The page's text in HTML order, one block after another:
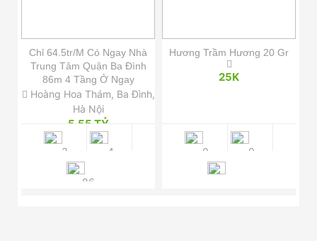
Chỉ 64.5tr/m Có Ngay Nhà
Trung Tâm Quận Ba Đình
86m 4 Tầng Ở Ngay
Hoàng Hoa Thám, Ba Đình,
Hà Nội
5.55 TỶ
3 4
86
Hương Trầm Hương 20 Gr
25K
0 0